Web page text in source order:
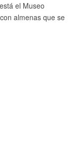
el Museo
almenas que se